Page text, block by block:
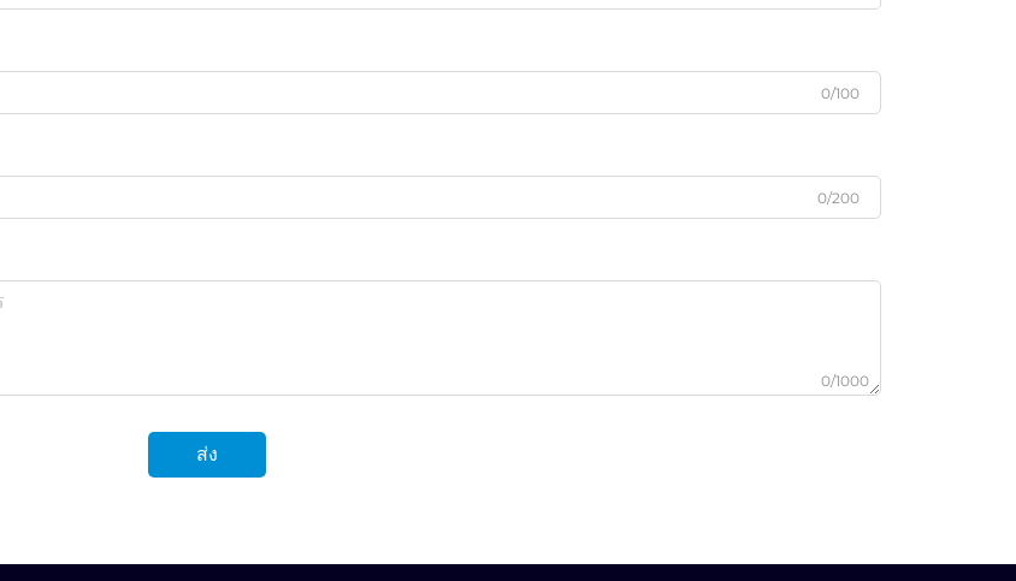
0/100
0/200
0/1000
ส่ง